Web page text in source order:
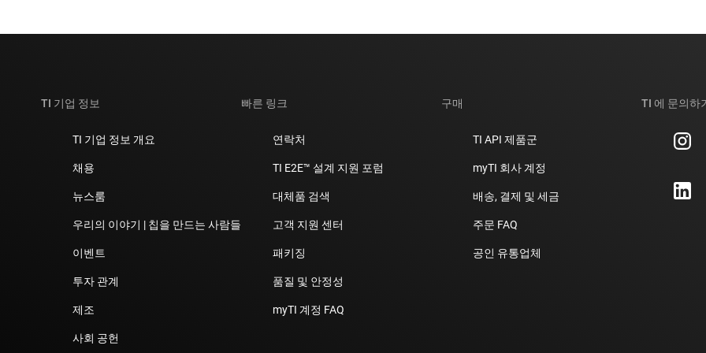
TI 기업 정보
TI 기업 정보 개요
채용
뉴스룸
우리의 이야기 | 칩을 만드는 사람들
이벤트
투자 관계
제조
사회 공헌
빠른 링크
연락처
TI E2E™ 설계 지원 포럼
대체품 검색
고객 지원 센터
패키징
품질 및 안정성
myTI 계정 FAQ
구매
TI API 제품군
myTI 회사 계정
배송, 결제 및 세금
주문 FAQ
공인 유통업체
TI 에 문의하